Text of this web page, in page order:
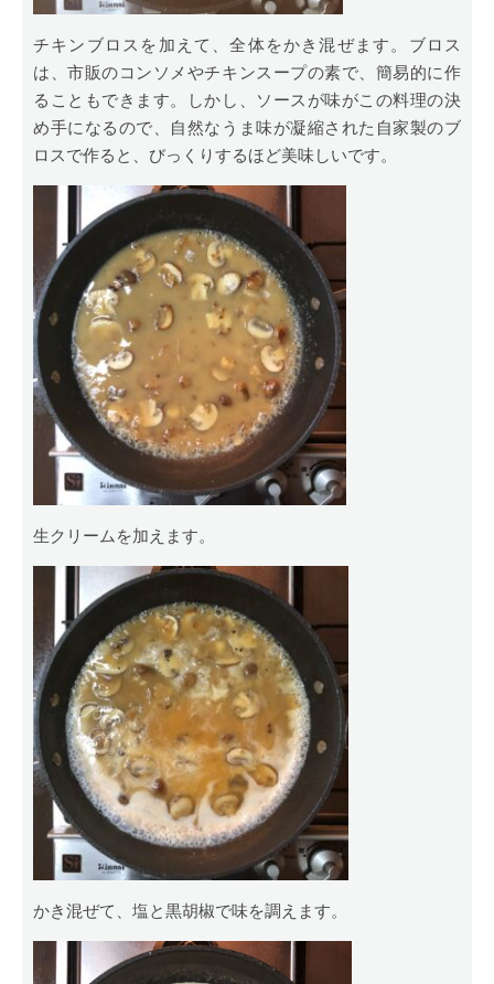
チキンブロスを加えて、全体をかき混ぜます。ブロス
は、市販のコンソメやチキンスープの素で、簡易的に作
ることもできます。しかし、ソースが味がこの料理の決
め手になるので、自然なうま味が凝縮された自家製のブ
ロスで作ると、びっくりするほど美味しいです。
生クリームを加えます。
かき混ぜて、塩と黒胡椒で味を調えます。